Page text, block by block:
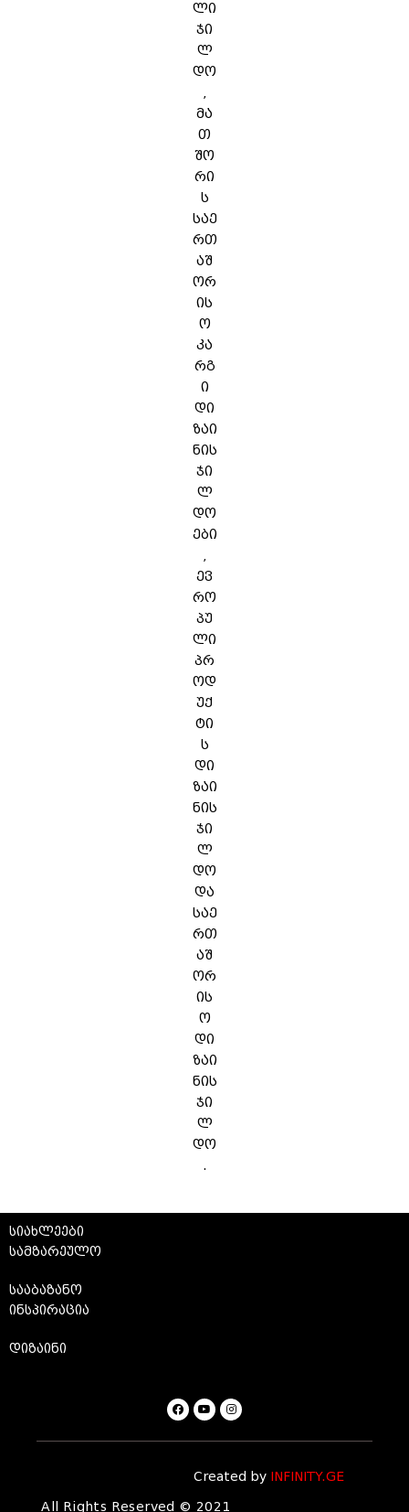
ლი
ჯი
ლ
დო
,
მა
თ
შო
რი
ს
საე
რთ
აშ
ორ
ის
ო
კა
რგ
ი
დი
ზაი
ნის
ჯი
ლ
დო
ები
,
ევ
რო
პუ
ლი
პრ
ოდ
უქ
ტი
ს
დი
ზაი
ნის
ჯი
ლ
დო
და
საე
რთ
აშ
ორ
ის
ო
დი
ზაი
ნის
ჯი
ლ
დო
.
სიახლეები
სამზარეულო
სააბაზანო
ინსპირაცია
დიზაინი
Created by INFINITY.GE
All Rights Reserved © 2021